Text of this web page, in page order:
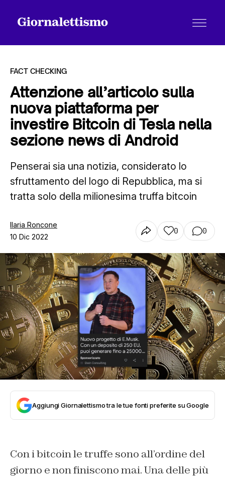
Tutti gli articoli
Contatti
FACT CHECKING
Attenzione all’articolo sulla
nuova piattaforma per
investire Bitcoin di Tesla nella
sezione news di Android
Penserai sia una notizia, considerato lo
sfruttamento del logo di Repubblica, ma si
tratta solo della milionesima truffa bitcoin
Ilaria Roncone
10 Dic 2022
0 0
Aggiungi Giornalettismo tra le tue fonti preferite su Google
Con i bitcoin le truffe sono all’ordine del
giorno e non finiscono mai. Una delle più